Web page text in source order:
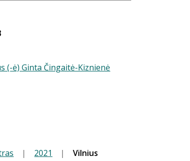
(-ė) Ginta Čingaitė-Kiznienė
| 2021 |
Vilnius